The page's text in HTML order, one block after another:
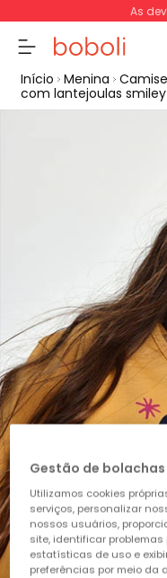
As
Continua
Início Menina
com lantejoulas smiley
Gestão de bolachas
Utilizamos cookies
serviços, personalizar
nossos usuários,
site, identificar
estatísticas de uso e
preferências por meio da